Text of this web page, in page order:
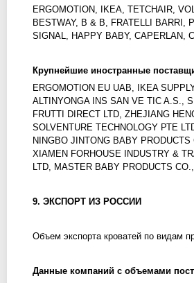
ERGOMOTION, IKEA, TETCHAIR,
BESTWAY, B & B, FRATELLI BARRI,
SIGNAL, HAPPY BABY, CAPERLAN,
Крупнейшие иностранные
ERGOMOTION EU UAB, IKEA
ALTINYONGA INS SAN VE TIC A.S.,
FRUTTI DIRECT LTD, ZHEJIANG
SOLVENTURE TECHNOLOGY РТЕ
NINGBO JINTONG BABY
XIAMEN FORHOUSE INDUSTRY &
LTD, MASTER BABY PRODUCTS
9. ЭКСПОРТ ИЗ РОССИИ
Объем экспорта кроватей по видам
Данные компаний с объемами